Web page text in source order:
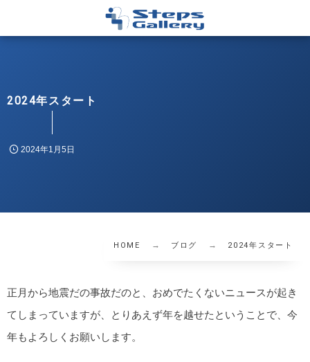
2024年スタート
2024年1月5日
HOME ブログ 2024年スタート
正月から地震だの事故だのと、おめでたくないニュースが起き
てしまっていますが、とりあえず年を越せたということで、今
年もよろしくお願いします。